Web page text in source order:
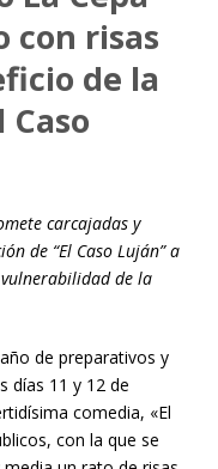
con risas
de la
Caso
carcajadas y
de “El Caso Luján” a
de la
de preparativos y
días 11 y 12 de
comedia, «El
con la que se